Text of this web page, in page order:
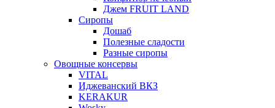
Джем FRUIT LAND
Сиропы
Дошаб
Полезные сладости
Разные сиропы
Овощные консервы
VITAL
Иджеванский ВКЗ
KERAKUR